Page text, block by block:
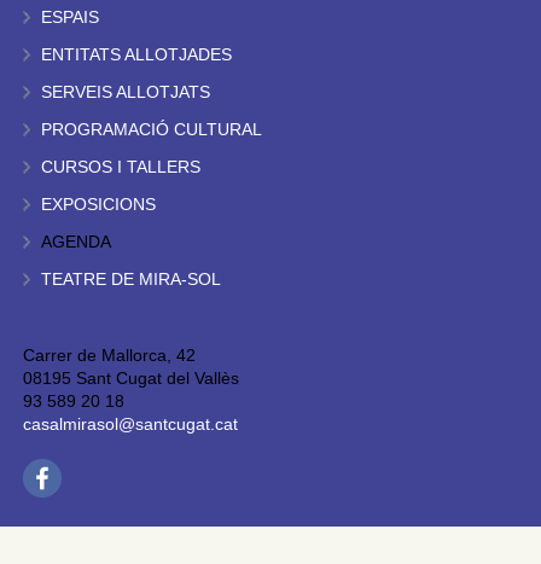
ESPAIS
ENTITATS ALLOTJADES
SERVEIS ALLOTJATS
PROGRAMACIÓ CULTURAL
CURSOS I TALLERS
EXPOSICIONS
AGENDA
TEATRE DE MIRA-SOL
Carrer de Mallorca, 42
08195 Sant Cugat del Vallès
93 589 20 18
casalmirasol@santcugat.cat